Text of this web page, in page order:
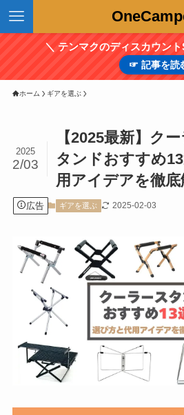
＼ テンマクのディスカウン
☞ 記事を読
ホーム ギアを選ぶ
【2025最新】ク
タンドおすすめ
用アイデアを徹底
2025
2/03
広告 ギアを選ぶ 2025-02-03